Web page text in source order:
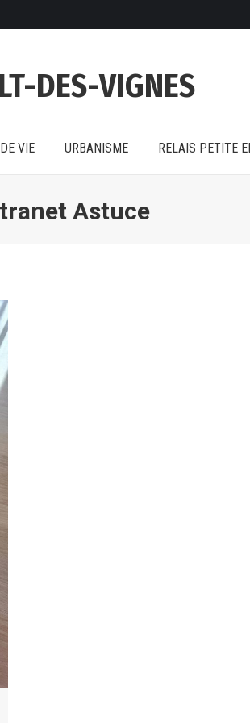
DES-VIGNES
VIE URBANISME RELAIS PETITE
Astuce
VIE URBANISME RELAIS PETITE